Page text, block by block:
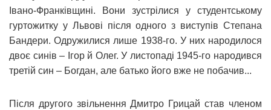
Івано-Франківщині. Вони зустрілися у студентському
гуртожитку у Львові після одного з виступів Степана
Бандери. Одружилися лише 1938-го. У них народилося
двоє синів – Ігор й Олег. У листопаді 1945-го народився
третій син – Богдан, але батько його вже не побачив...
Після другого звільнення Дмитро Грицай став членом